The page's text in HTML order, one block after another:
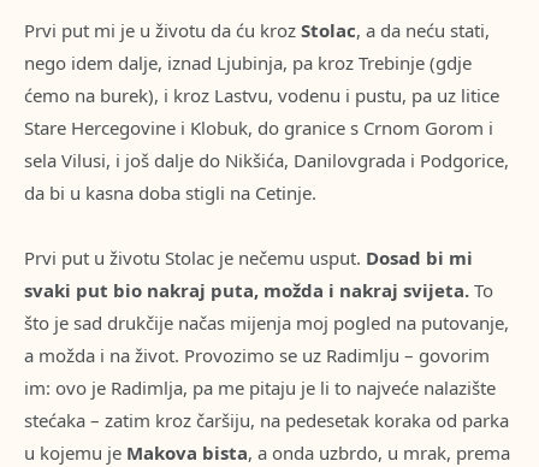
Prvi put mi je u životu da ću kroz Stolac, a da neću stati,
nego idem dalje, iznad Ljubinja, pa kroz Trebinje (gdje
ćemo na burek), i kroz Lastvu, vodenu i pustu, pa uz litice
Stare Hercegovine i Klobuk, do granice s Crnom Gorom i
sela Vilusi, i još dalje do Nikšića, Danilovgrada i Podgorice,
da bi u kasna doba stigli na Cetinje.
Prvi put u životu Stolac je nečemu usput. Dosad bi mi
svaki put bio nakraj puta, možda i nakraj svijeta. To
što je sad drukčije načas mijenja moj pogled na putovanje,
a možda i na život. Provozimo se uz Radimlju – govorim
im: ovo je Radimlja, pa me pitaju je li to najveće nalazište
stećaka – zatim kroz čaršiju, na pedesetak koraka od parka
u kojemu je Makova bista, a onda uzbrdo, u mrak, prema